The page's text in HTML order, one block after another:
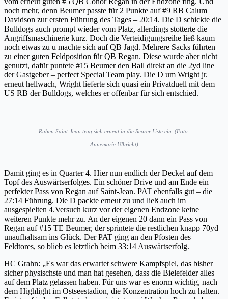
noch mehr, denn Beumer passte für 2 Punkte auf #9 RB Calum
Davidson zur ersten Führung des Tages – 20:14. Die D schickte die
Bulldogs auch prompt wieder vom Platz, allerdings stotterte die
Angriffsmaschinerie kurz. Doch die Verteidigungsreihe ließ kaum
noch etwas zu u machte sich auf QB Jagd. Mehrere Sacks führten
zu einer guten Feldposition für QB Regan. Diese wurde aber nicht
genutzt, dafür puntete #15 Beumer den Ball direkt an die 2yd line
der Gastgeber – perfect Special Team play. Die D um Wright jr.
erneut hellwach, Wright lieferte sich quasi ein Privatduell mit dem
US RB der Bulldogs, welches er offenbar für sich entschied.
Ruben Saint-Jean trug sich erneut in die Scorer Liste ein. (Foto:
Annemarie Ulbricht)
Damit ging es in Quarter 4. Hier nun endlich der Deckel auf dem
Topf des Auswärtserfolges. Ein schöner Drive und am Ende ein
perfekter Pass von Regan auf Saint-Jean. PAT ebenfalls gut – die
27:14 Führung. Die D packte erneut zu und ließ auch im
ausgespielten 4.Versuch kurz vor der eigenen Endzone keine
weiteren Punkte mehr zu. An der eigenen 20 dann ein Pass von
Regan auf #15 TE Beumer, der sprintete die restlichen knapp 70yd
unaufhaltsam ins Glück. Der PAT ging an den Pfosten des
Feldtores, so blieb es letztlich beim 33:14 Auswärtserfolg.
HC Grahn: „Es war das erwartet schwere Kampfspiel, das bisher
sicher physischste und man hat gesehen, dass die Bielefelder alles
auf dem Platz gelassen haben. Für uns war es enorm wichtig, nach
dem Highlight im Ostseestadion, die Konzentration hoch zu halten.